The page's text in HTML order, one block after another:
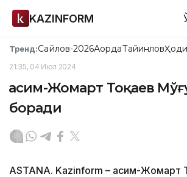
KAZINFORM
Тренд:Сайлов-2026АқордаТайинлов
21:35, 04 Июл 2024
Қасим-Жомарт Тоқаев
боради
ASTANA. Kazinform – Қасим-Жомарт